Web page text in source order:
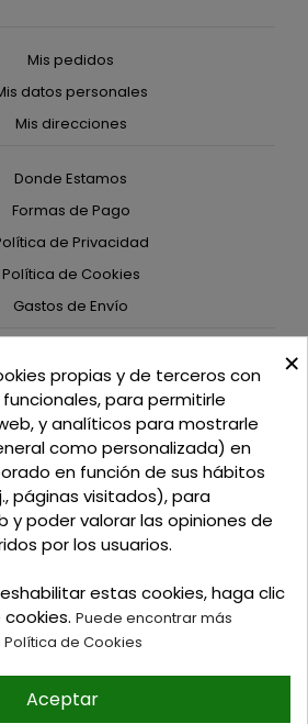
Mis pedidos
datos personales
Mis direcciones
Donde Estamos
Formas de Pago
de Privacidad
Política de Cookies
Gastos de Envío
Nº 7 - Local 1 - 45600
la Reina - Toledo - (España)
+34 925 82 02 19 o625 654 791
Verano:
de 09:00h a 13:30h
Invierno:
de 09:30h a 13:30h
de 16:30h a 20:00h
×
propias y de terceros con
para permitirle
y analíticos para mostrarle
como personalizada) en
en función de sus hábitos
páginas visitados), para
y poder valorar las opiniones de
por los usuarios.
estas cookies, haga clic
Puede encontrar más
de Cookies
Aceptar